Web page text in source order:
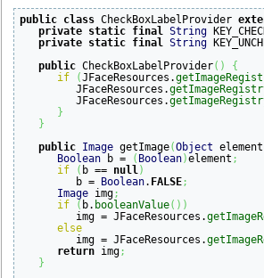
public class CheckBoxLabelProvider
private static final String
private static final String
public CheckBoxLabelProvider( )
{
if
(JFaceResources.
         JFaceResources.
         JFaceResources.
}
}
public Image getImage(Object element
Boolean b = ( Boolean)element ;
if
( b == null)
         b =
Boolean. FALSE;
Image img;
if
( b. booleanValue( ) )
         img = JFaceResources.
else
         img = JFaceResources.
return img;
}